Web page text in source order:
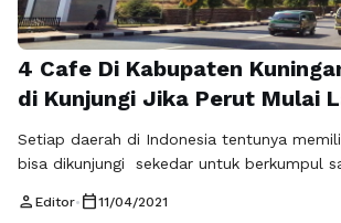
4 Cafe Di Kabupaten
di Kunjungi Jika Perut Mulai
Setiap daerah di Indonesia tentunya
bisa dikunjungi sekedar untuk berkumpul
keroncongan dan sedang berada di
person Editor• calendar_today11/04/2021